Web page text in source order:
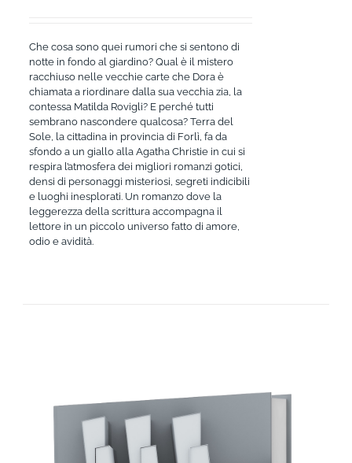
Che cosa sono quei rumori che si sentono di
notte in fondo al giardino? Qual è il mistero
racchiuso nelle vecchie carte che Dora è
chiamata a riordinare dalla sua vecchia zia, la
contessa Matilda Rovigli? E perché tutti
sembrano nascondere qualcosa? Terra del
Sole, la cittadina in provincia di Forlì, fa da
sfondo a un giallo alla Agatha Christie in cui si
respira l’atmosfera dei migliori romanzi gotici,
densi di personaggi misteriosi, segreti indicibili
e luoghi inesplorati. Un romanzo dove la
leggerezza della scrittura accompagna il
lettore in un piccolo universo fatto di amore,
odio e avidità.